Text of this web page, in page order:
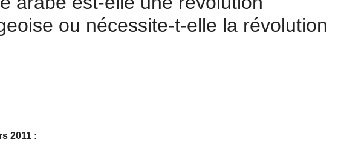
ou nécessite-t-elle la révolution
2011 :